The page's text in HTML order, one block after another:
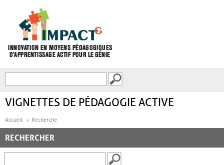
FORMULAIRE DE
VIGNETTES DE PÉDAGOGIE ACTIVE
Accueil Recherche
RECHERCHER